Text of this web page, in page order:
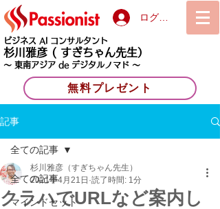
ログイン
ビジネス AI コンサルタント
杉川雅彦 ( すぎちゃん先生）
〜 東南アジア de デジタルノマド 〜
無料プレゼント
記事
全ての記事
マインドセット
全ての記事
クラハでURLなど案内し
杉川雅彦（すぎちゃん先生）
2021年4月21日 読了時間: 1分